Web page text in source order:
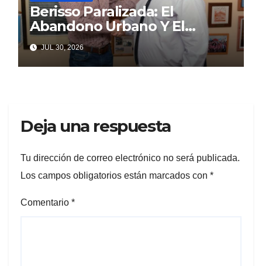
Berisso Paralizada: El
Abandono Urbano Y El
Despilfarro Político Repiten
Una Vieja Historia De
Ineficiencia
JUL 30, 2026
Deja una respuesta
Tu dirección de correo electrónico no será publicada.
Los campos obligatorios están marcados con *
Comentario *